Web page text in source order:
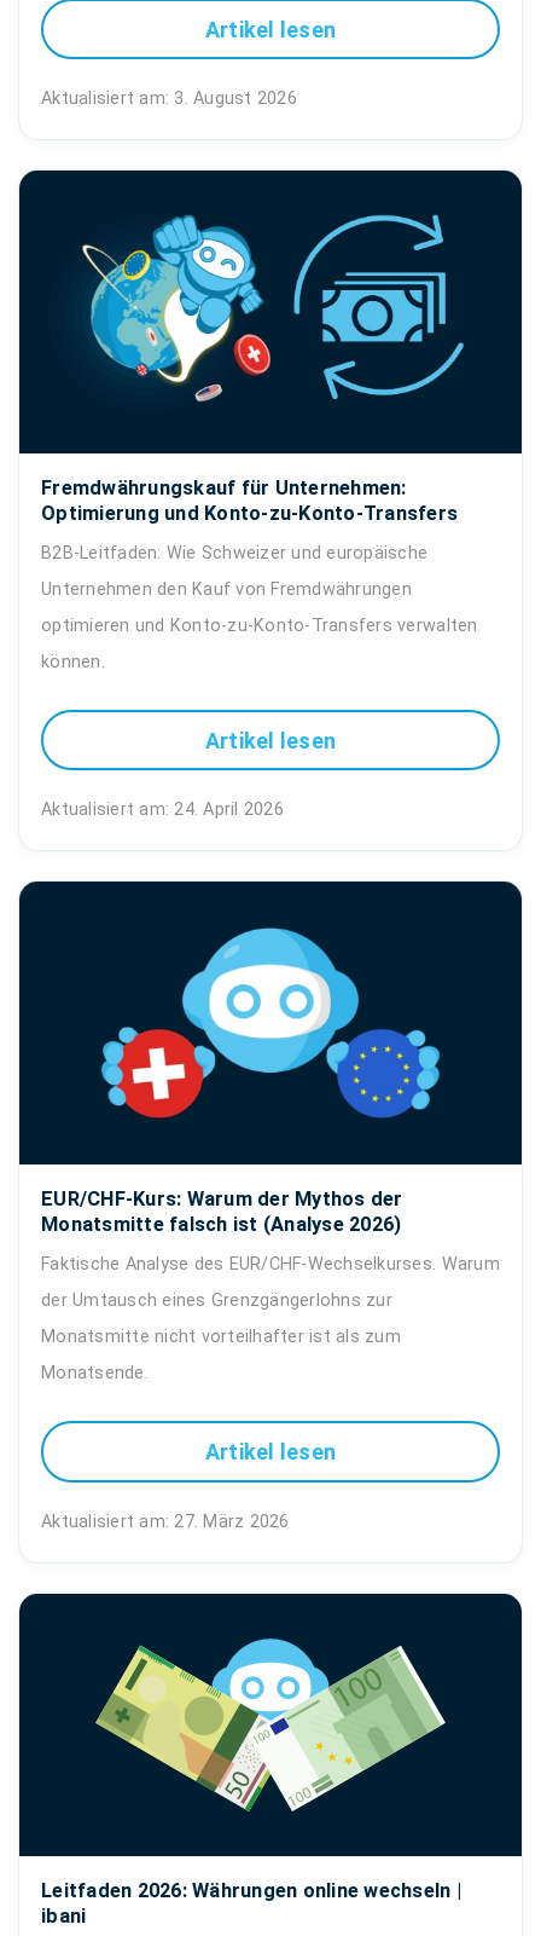
Artikel lesen
Aktualisiert am: 3. August 2026
Fremdwährungskauf für Unternehmen:
Optimierung und Konto-zu-Konto-Transfers
B2B-Leitfaden: Wie Schweizer und europäische
Unternehmen den Kauf von Fremdwährungen
optimieren und Konto-zu-Konto-Transfers verwalten
können.
Artikel lesen
Aktualisiert am: 24. April 2026
EUR/CHF-Kurs: Warum der Mythos der
Monatsmitte falsch ist (Analyse 2026)
Faktische Analyse des EUR/CHF-Wechselkurses. Warum
der Umtausch eines Grenzgängerlohns zur
Monatsmitte nicht vorteilhafter ist als zum
Monatsende.
Artikel lesen
Aktualisiert am: 27. März 2026
Leitfaden 2026: Währungen online wechseln |
ibani